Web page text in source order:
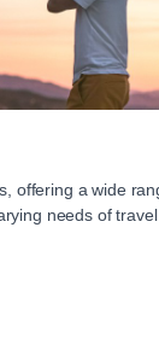
offering a wide
needs of travel